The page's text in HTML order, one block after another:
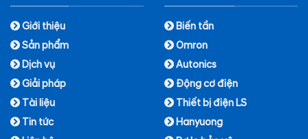
Giới thiệu
Sản phẩm
Dịch vụ
Giải pháp
Tài liệu
Tin tức
Biến tần
Omron
Autonics
Động cơ điện
Thiết bị điện LS
Hanyuong